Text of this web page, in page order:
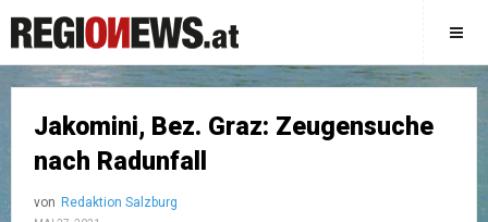
Jakomini, Bez. Graz: Zeugensuche
nach Radunfall
von Redaktion Salzburg